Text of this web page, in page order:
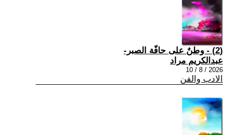
(2) - وطنٌ على حافّة الصبر-
عبدالكريم مراد
2026 / 8 / 10
الادب والفن